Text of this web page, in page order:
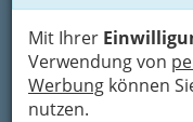
Mit Ihrer
Verwendung von
Werbung können
nutzen.
Karte